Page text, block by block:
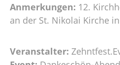
Anmerkungen: 12.
an der St. Nikolai Kirche
Veranstalter: